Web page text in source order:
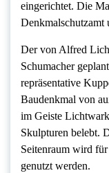
eingerichtet. Die
Denkmalschutzamt
Der von Alfred
Schumacher
repräsentative
Baudenkmal von
im Geiste
Skulpturen belebt.
Seitenraum wird
genutzt werden.